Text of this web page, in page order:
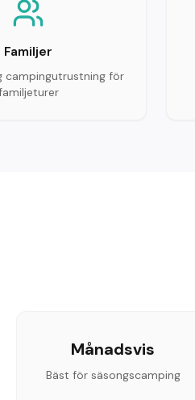
Familjer
campingutrustning för
Månadsvis
Bäst för säsongscamping